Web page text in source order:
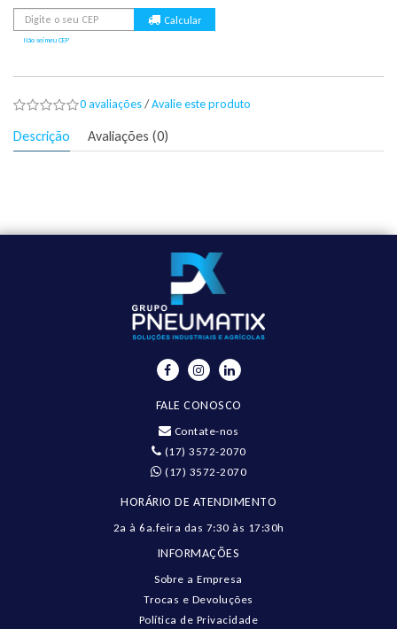
Não sei meu CEP
0 avaliações/Avalie este produto
Descrição Avaliações (0)
FALE CONOSCO
Contate-nos
(17) 3572-2070
(17) 3572-2070
HORÁRIO DE ATENDIMENTO
2a à 6a.feira das 7:30 às 17:30h
INFORMAÇÕES
Sobre a Empresa
Trocas e Devoluções
Política de Privacidade